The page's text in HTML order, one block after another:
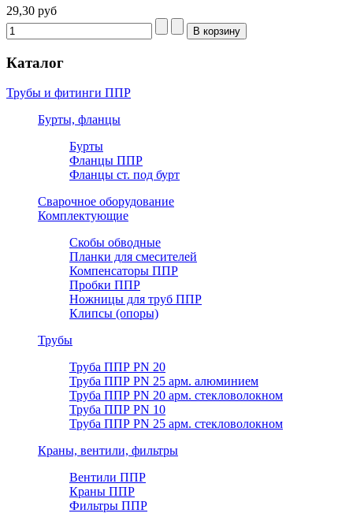
29,30 руб
Каталог
Трубы и фитинги ППР
Бурты, фланцы
Бурты
Фланцы ППР
Фланцы ст. под бурт
Сварочное оборудование
Комплектующие
Скобы обводные
Планки для смесителей
Компенсаторы ППР
Пробки ППР
Ножницы для труб ППР
Клипсы (опоры)
Трубы
Труба ППР PN 20
Труба ППР PN 25 арм. алюминием
Труба ППР PN 20 арм. стекловолокном
Труба ППР PN 10
Труба ППР PN 25 арм. стекловолокном
Краны, вентили, фильтры
Вентили ППР
Краны ППР
Фильтры ППР